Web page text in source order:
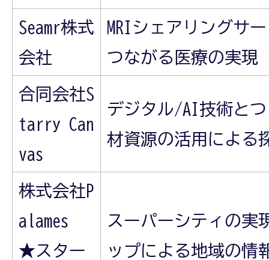
Seamr株式
会社
MRIシェアリングサ
つながる医療の実現
合同会社S
tarry Can
vas
デジタル/AI技術と
材資源の活用による
株式会社P
alames
★スター
スーパーシティの実
ップによる地域の情